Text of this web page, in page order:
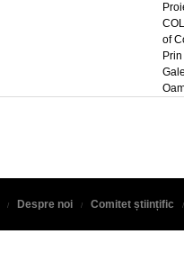
of
Despre noi Comitet științific